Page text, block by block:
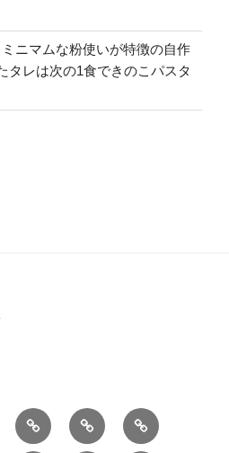
ニマムな粉使いが特徴の自作
タレは次の1食できのこパスタ
3/10：
は
4/10：
Ｈ
5/10：
事